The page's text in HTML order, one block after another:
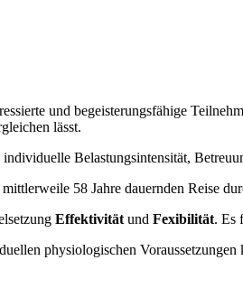
und begeisterungsfähige
lässt.
Belastungsintensität,
58 Jahre dauernden Reise
Effektivitätund Fexibilität. Es
physiologischen